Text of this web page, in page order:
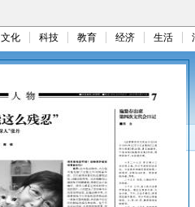
文化 科技 教育 经济 生活